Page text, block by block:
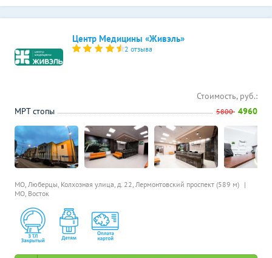
Центр Медицины «Живэль»
2 отзыва
МО, Люберцы, Колхозная улица, д. 22, Лермонтовский проспект (589 м)
МО, Восток
Стоимость, руб.:
МРТ стопы
5800 4960